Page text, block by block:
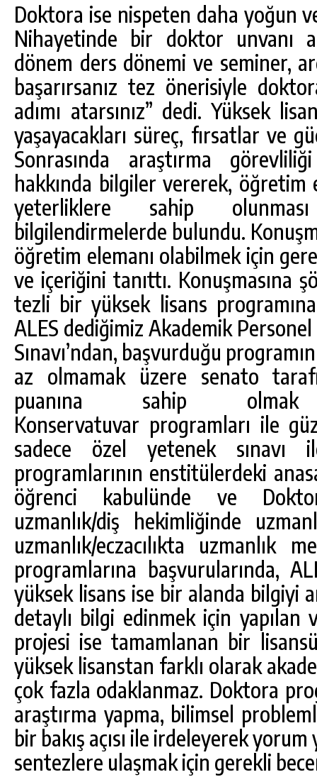
Doktora ise nispeten daha yoğun
Nihayetinde bir doktor unvanı
dönem ders dönemi ve seminer,
başarırsanız tez önerisiyle
adımı atarsınız” dedi. Yüksek
yaşayacakları süreç, fırsatlar ve
Sonrasında araştırma
hakkında bilgiler vererek, öğretim
yeterliklere sahip
bilgilendirmelerde bulundu.
öğretim elemanı olabilmek için
ve içeriğini tanıttı. Konuşmasına
tezli bir yüksek lisans
ALES dediğimiz Akademik
Sınavı’ndan, başvurduğu
az olmamak üzere senato
puanına sahip
Konservatuvar programları ile
sadece özel yetenek sınavı
programlarının enstitülerdeki
öğrenci kabulünde ve
uzmanlık/diş hekimliğinde
uzmanlık/eczacılıkta uzmanlık
programlarına başvurularında,
yüksek lisans ise bir alanda bilgiyi
detaylı bilgi edinmek için
projesi ise tamamlanan bir
yüksek lisanstan farklı olarak
çok fazla odaklanmaz. Doktora
araştırma yapma, bilimsel
bir bakış açısı ile irdeleyerek
sentezlere ulaşmak için gerekli